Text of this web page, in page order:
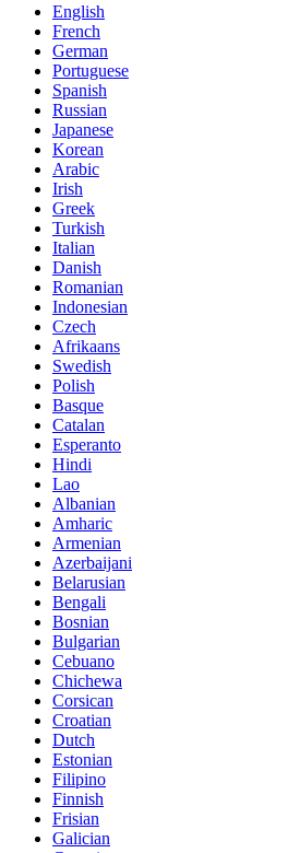
English
French
German
Portuguese
Spanish
Russian
Japanese
Korean
Arabic
Irish
Greek
Turkish
Italian
Danish
Romanian
Indonesian
Czech
Afrikaans
Swedish
Polish
Basque
Catalan
Esperanto
Hindi
Lao
Albanian
Amharic
Armenian
Azerbaijani
Belarusian
Bengali
Bosnian
Bulgarian
Cebuano
Chichewa
Corsican
Croatian
Dutch
Estonian
Filipino
Finnish
Frisian
Galician